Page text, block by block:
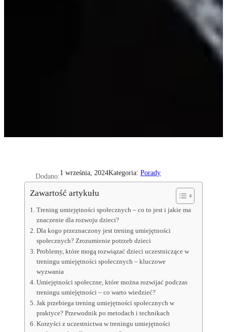
Dodano:1 września, 2024Kategoria:Porady
Zawartość artykułu
Trening umiejętności społecznych – co to jest i jakie ma
znaczenie dla rozwoju dzieci?
Dla kogo przeznaczony jest trening umiejętności
społecznych? Zrozumienie potrzeb dzieci
Problemy, które mogą rozwiązać dzieci uczestniczące w
treningu umiejętności społecznych – kluczowe
wyzwania
Umiejętności społeczne, które można rozwijać podczas
treningu umiejętności – co warto wiedzieć?
Jak przebiega trening umiejętności społecznych w
praktyce? Przewodnik po metodach i technikach
Korzyści z uczestnictwa w treningu umiejętności